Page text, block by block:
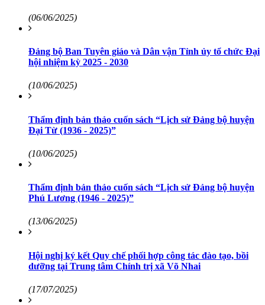
(06/06/2025)
Đảng bộ Ban Tuyên giáo và Dân vận Tỉnh ủy tổ chức Đại
hội nhiệm kỳ 2025 - 2030
(10/06/2025)
Thẩm định bản thảo cuốn sách “Lịch sử Đảng bộ huyện
Đại Từ (1936 - 2025)”
(10/06/2025)
Thẩm định bản thảo cuốn sách “Lịch sử Đảng bộ huyện
Phú Lương (1946 - 2025)”
(13/06/2025)
Hội nghị ký kết Quy chế phối hợp công tác đào tạo, bồi
dưỡng tại Trung tâm Chính trị xã Võ Nhai
(17/07/2025)